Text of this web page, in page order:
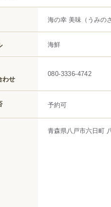
海の幸 美味 （うみの
海鮮
わせ
080-3336-4742
予約可
青森県八戸市六日町